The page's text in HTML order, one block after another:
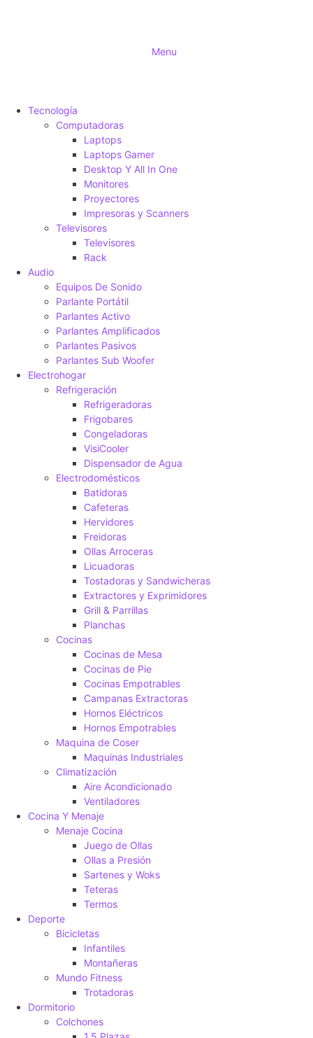
Menu
Tecnología
Computadoras
Laptops
Laptops Gamer
Desktop Y All In One
Monitores
Proyectores
Impresoras y Scanners
Televisores
Televisores
Rack
Audio
Equipos De Sonido
Parlante Portátil
Parlantes Activo
Parlantes Amplificados
Parlantes Pasivos
Parlantes Sub Woofer
Electrohogar
Refrigeración
Refrigeradoras
Frigobares
Congeladoras
VisiCooler
Dispensador de Agua
Electrodomésticos
Batidoras
Cafeteras
Hervidores
Freidoras
Ollas Arroceras
Licuadoras
Tostadoras y Sandwicheras
Extractores y Exprimidores
Grill & Parrillas
Planchas
Cocinas
Cocinas de Mesa
Cocinas de Pie
Cocinas Empotrables
Campanas Extractoras
Hornos Eléctricos
Hornos Empotrables
Maquina de Coser
Maquinas Industriales
Climatización
Aire Acondicionado
Ventiladores
Cocina Y Menaje
Menaje Cocina
Juego de Ollas
Ollas a Presión
Sartenes y Woks
Teteras
Termos
Deporte
Bicicletas
Infantiles
Montañeras
Mundo Fitness
Trotadoras
Dormitorio
Colchones